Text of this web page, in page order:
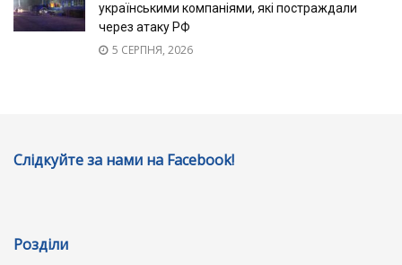
українськими компаніями, які постраждали
через атаку РФ
5 СЕРПНЯ, 2026
Слідкуйте за нами на Facebook!
Розділи